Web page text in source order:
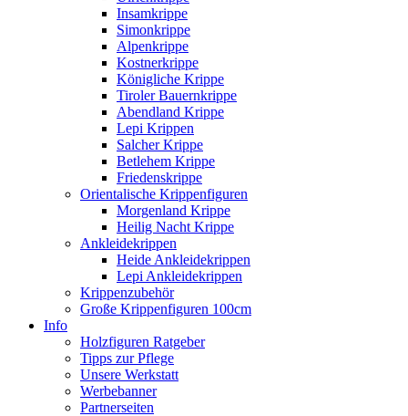
Insamkrippe
Simonkrippe
Alpenkrippe
Kostnerkrippe
Königliche Krippe
Tiroler Bauernkrippe
Abendland Krippe
Lepi Krippen
Salcher Krippe
Betlehem Krippe
Friedenskrippe
Orientalische Krippenfiguren
Morgenland Krippe
Heilig Nacht Krippe
Ankleidekrippen
Heide Ankleidekrippen
Lepi Ankleidekrippen
Krippenzubehör
Große Krippenfiguren 100cm
Info
Holzfiguren Ratgeber
Tipps zur Pflege
Unsere Werkstatt
Werbebanner
Partnerseiten